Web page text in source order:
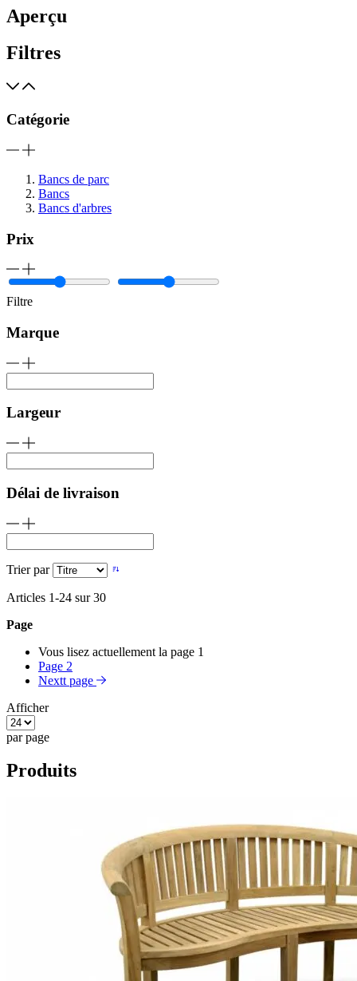
Aperçu
Filtres
Catégorie
Bancs de parc
Bancs
Bancs d'arbres
Prix
Filtre
Marque
Largeur
Délai de livraison
Trier par
Articles 1-24 sur30
Page
Vous lisez actuellement la page 1
Page 2
Nextt page
Afficher
par page
Produits